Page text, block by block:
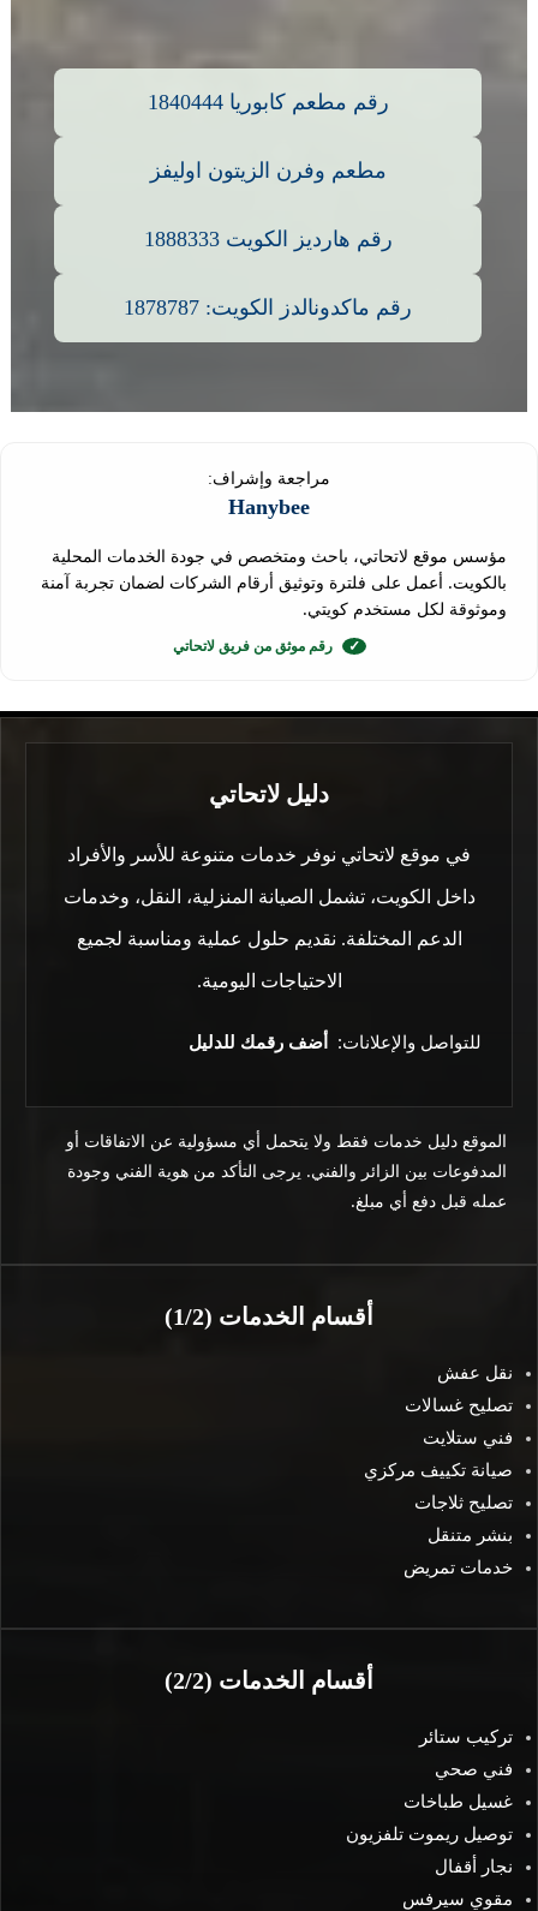
رقم مطعم كابوريا 1840444
مطعم وفرن الزيتون اوليفز
رقم هارديز الكويت 1888333
رقم ماكدونالدز الكويت: 1878787
مراجعة وإشراف:
Hanybee
مؤسس موقع لاتحاتي، باحث ومتخصص في جودة الخدمات المحلية
بالكويت. أعمل على فلترة وتوثيق أرقام الشركات لضمان تجربة آمنة
وموثوقة لكل مستخدم كويتي.
✓ رقم موثق من فريق لاتحاتي
دليل لاتحاتي
في موقع لاتحاتي نوفر خدمات متنوعة للأسر والأفراد
داخل الكويت، تشمل الصيانة المنزلية، النقل، وخدمات
الدعم المختلفة. نقديم حلول عملية ومناسبة لجميع
الاحتياجات اليومية.
للتواصل والإعلانات: أضف رقمك للدليل
الموقع دليل خدمات فقط ولا يتحمل أي مسؤولية عن الاتفاقات أو
المدفوعات بين الزائر والفني. يرجى التأكد من هوية الفني وجودة
عمله قبل دفع أي مبلغ.
أقسام الخدمات (1/2)
نقل عفش
تصليح غسالات
فني ستلايت
صيانة تكييف مركزي
تصليح ثلاجات
بنشر متنقل
خدمات تمريض
أقسام الخدمات (2/2)
تركيب ستائر
فني صحي
غسيل طباخات
توصيل ريموت تلفزيون
نجار أقفال
مقوي سيرفس